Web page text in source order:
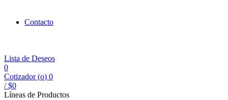
Contacto
Lista de Deseos
0
Cotizador (o) 0
/ $0
Líneas de Productos